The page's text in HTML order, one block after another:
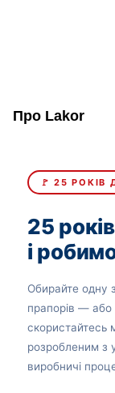
Про Lakor
🚩 25 РОКІВ
25
і
Обирайте одну
прапорів —
скористайтесь
розробленим з
виробничі